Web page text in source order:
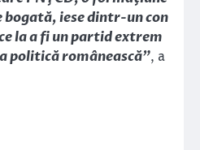
bogată, iese dintr-un con
la a fi un partid extrem
politică românească”, a